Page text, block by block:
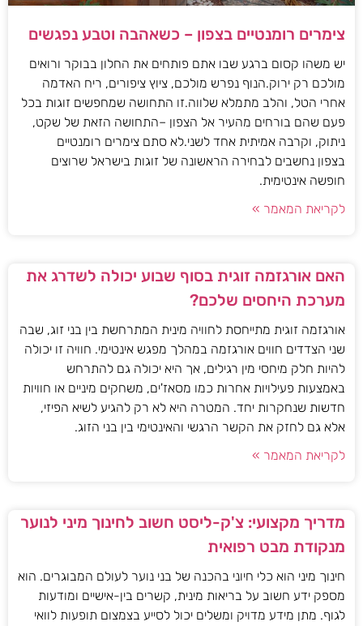
צימרים רומנטיים בצפון – כשאהבה וטבע נפגשים
יש משהו קסום ברגע שבו אתם פותחים את החלון בבוקר ורואים
מולכם רק ירוק.הנוף נפרש מולכם, ציוץ ציפורים, ריח האדמה
אחרי הטל, והלב מתמלא שלווה.זו התחושה שמחפשים זוגות בכל
פעם שהם בורחים מהעיר אל הצפון –התחושה הזאת של שקט,
ניתוק, וקרבה אמיתית אחד לשני.לא סתם צימרים רומנטיים
בצפון נחשבים לבחירה הראשונה של זוגות בישראל שרוצים
חופשה אינטימית.
לקריאת המאמר »
האם אורגזמה זוגית בסוף שבוע יכולה לשדרג את
מערכת היחסים שלכם?
אורגזמה זוגית מתייחסת לחוויה מינית המתרחשת בין בני זוג, שבה
שני הצדדים חווים אורגזמה במהלך מפגש אינטימי. חוויה זו יכולה
להיות חלק מיחסי מין רגילים, אך היא יכולה גם להתרחש
באמצעות פעילויות אחרות כמו מסאז'ים, משחקים מיניים או חוויות
חדשות שנחקרות יחד. המטרה היא לא רק להגיע לשיא הפיזי,
אלא גם לחזק את הקשר הרגשי והאינטימי בין בני הזוג.
לקריאת המאמר »
מדריך מקצועי: צ'ק-ליסט חשוב לחינוך מיני לנוער
מנקודת מבט רפואית
חינוך מיני הוא כלי חיוני בהכנה של בני נוער לעולם המבוגרים. הוא
מספק ידע חשוב על בריאות מינית, קשרים בין-אישיים ומודעות
לגוף. מתן מידע מדויק ומשלים יכול לסייע בצמצום תופעות לוואי